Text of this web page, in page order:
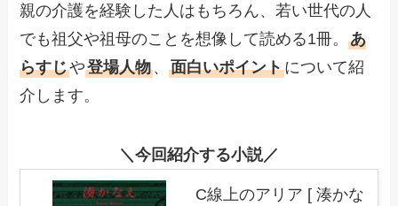
親の介護を経験した人はもちろん、若い世代の人
でも祖父や祖母のことを想像して読める1冊。あ
らすじや登場人物、面白いポイントについて紹
介します。
＼今回紹介する小説／
C線上のアリア [ 湊かな